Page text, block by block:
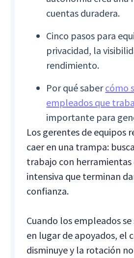
cuentas duradera.
Cinco pasos para
privacidad, la
rendimiento.
Por qué sabercómo
empleados que
importante para
Los gerentes de equipos
caer en una trampa:
trabajo con herramientas
intensiva que terminan
confianza.
Cuando los empleados
en lugar de apoyados, el
disminuye y la rotación